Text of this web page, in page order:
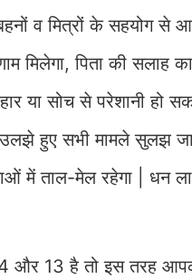
व मित्रों के सहयोग से
पिता की सलाह
सोच से परेशानी हो
हुए सभी मामले सुलझ
में ताल-मेल रहेगा | धन
और 13 है तो इस तरह